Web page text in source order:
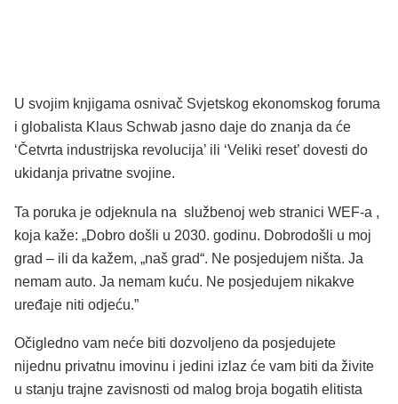
U svojim knjigama osnivač Svjetskog ekonomskog foruma
i globalista Klaus Schwab jasno daje do znanja da će
‘Četvrta industrijska revolucija’ ili ‘Veliki reset’ dovesti do
ukidanja privatne svojine.
Ta poruka je odjeknula na službenoj web stranici WEF-a ,
koja kaže: „Dobro došli u 2030. godinu. Dobrodošli u moj
grad – ili da kažem, „naš grad“. Ne posjedujem ništa. Ja
nemam auto. Ja nemam kuću. Ne posjedujem nikakve
uređaje niti odjeću.”
Očigledno vam neće biti dozvoljeno da posjedujete
nijednu privatnu imovinu i jedini izlaz će vam biti da živite
u stanju trajne zavisnosti od malog broja bogatih elitista